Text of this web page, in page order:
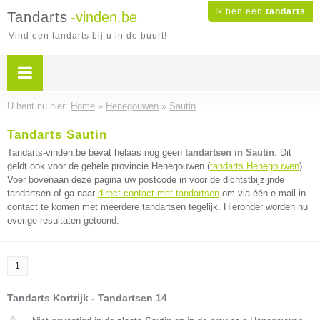
Ik ben een tandarts
Tandarts -vinden.be
Vind een tandarts bij u in de buurt!
U bent nu hier: Home » Henegouwen » Sautin
Tandarts Sautin
Tandarts-vinden.be bevat helaas nog geen tandartsen in Sautin. Dit
geldt ook voor de gehele provincie Henegouwen (tandarts Henegouwen).
Voer bovenaan deze pagina uw postcode in voor de dichtstbijzijnde
tandartsen of ga naar direct contact met tandartsen om via één e-mail in
contact te komen met meerdere tandartsen tegelijk. Hieronder worden nu
overige resultaten getoond.
1
Tandarts Kortrijk - Tandartsen 14